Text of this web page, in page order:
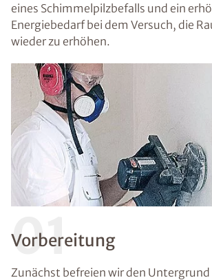
eines Schimmelpilzbefalls und ein
Energiebedarf bei dem Versuch, die
wieder zu erhöhen.
01
Vorbereitung
Zunächst befreien wir den